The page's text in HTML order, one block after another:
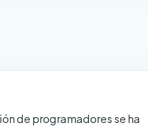
de programadores se ha